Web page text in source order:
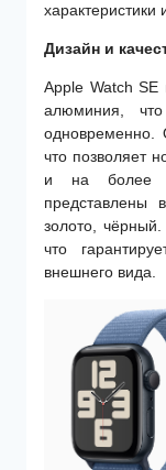
характеристики
Дизайн и
Apple Watch SE
алюминия,
одновременно.
что позволяет
и на более
представлены
золото, чёрный.
что
внешнего вида.